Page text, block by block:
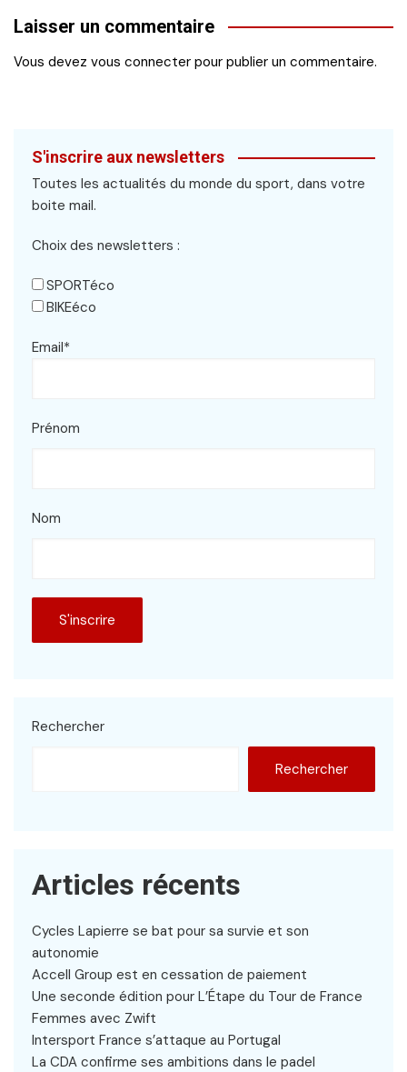
Laisser un commentaire
Vous devez vous connecter pour publier un commentaire.
S'inscrire aux newsletters
Toutes les actualités du monde du sport, dans votre
boite mail.
Choix des newsletters :
SPORTéco
BIKEéco
Email*
Prénom
Nom
Rechercher
Rechercher
Articles récents
Cycles Lapierre se bat pour sa survie et son
autonomie
Accell Group est en cessation de paiement
Une seconde édition pour L’Étape du Tour de France
Femmes avec Zwift
Intersport France s’attaque au Portugal
La CDA confirme ses ambitions dans le padel